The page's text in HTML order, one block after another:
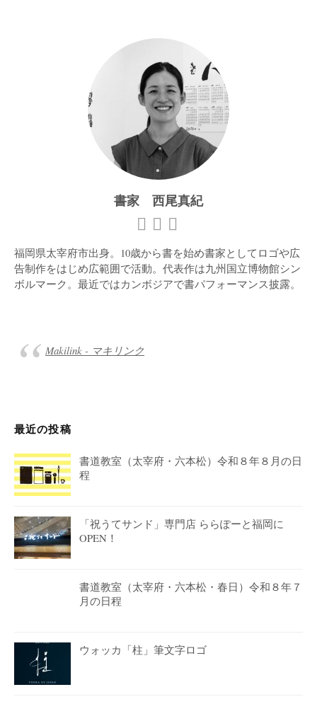
書家 西尾真紀
福岡県太宰府市出身。10歳から書を始め書家としてロゴや広
告制作をはじめ広範囲で活動。代表作は九州国立博物館シン
ボルマーク。最近ではカンボジアで書パフォーマンス披露。
Makilink - マキリンク
最近の投稿
書道教室（太宰府・六本松）令和８年８月の日
程
「祝うてサンド」専門店 ららぽーと福岡に
OPEN！
書道教室（太宰府・六本松・春日）令和８年７
月の日程
ウォッカ「柱」筆文字ロゴ